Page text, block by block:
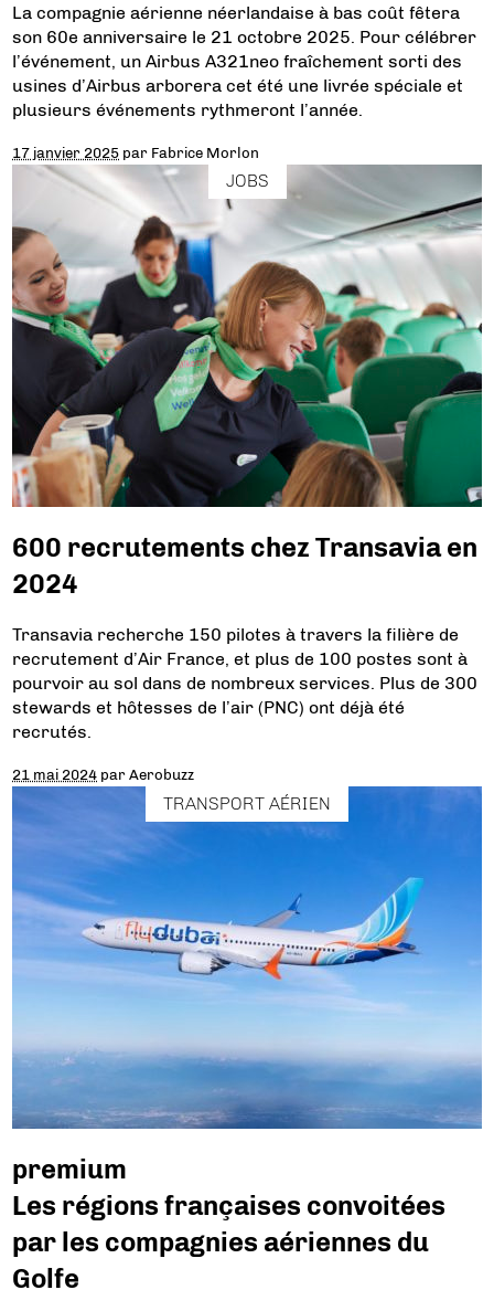
La compagnie aérienne néerlandaise à bas coût fêtera
son 60e anniversaire le 21 octobre 2025. Pour célébrer
l’événement, un Airbus A321neo fraîchement sorti des
usines d’Airbus arborera cet été une livrée spéciale et
plusieurs événements rythmeront l’année.
17 janvier 2025 par Fabrice Morlon
JOBS
600 recrutements chez Transavia en
2024
Transavia recherche 150 pilotes à travers la filière de
recrutement d’Air France, et plus de 100 postes sont à
pourvoir au sol dans de nombreux services. Plus de 300
stewards et hôtesses de l’air (PNC) ont déjà été
recrutés.
21 mai 2024 parAerobuzz
TRANSPORT AÉRIEN
premium
Les régions françaises convoitées
par les compagnies aériennes du
Golfe